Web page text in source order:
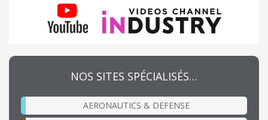
NOS SITES SPÉCIALISÉS…
AERONAUTICS & DEFENSE